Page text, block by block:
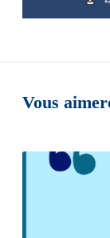
Vous